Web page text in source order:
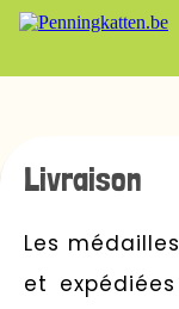
Livraison
Les
et